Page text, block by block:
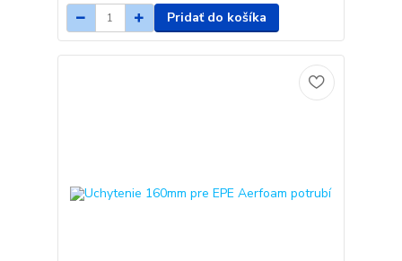
Pridať do košíka